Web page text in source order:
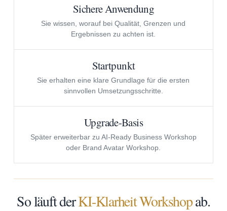
Sichere Anwendung
Sie wissen, worauf bei Qualität, Grenzen und
Ergebnissen zu achten ist.
Startpunkt
Sie erhalten eine klare Grundlage für die ersten
sinnvollen Umsetzungsschritte.
Upgrade-Basis
Später erweiterbar zu AI-Ready Business Workshop
oder Brand Avatar Workshop.
So läuft derKI-Klarheit Workshopab.